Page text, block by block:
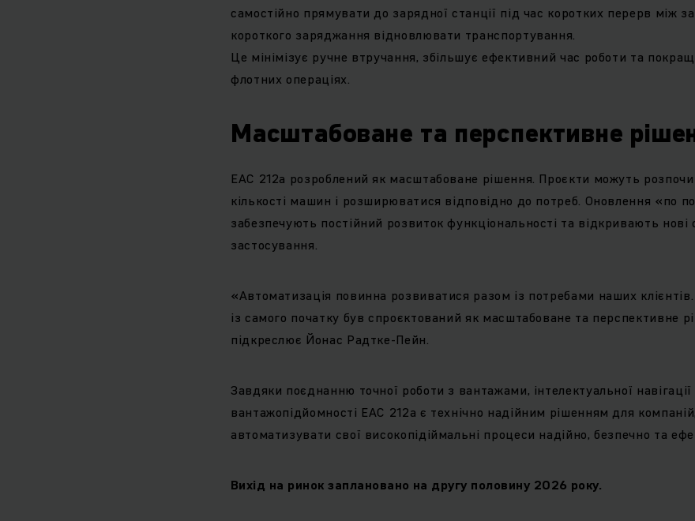
самостійно прямувати до зарядної станції під час коротких перерв між
короткого заряджання відновлювати транспортування.
Це мінімізує ручне втручання, збільшує ефективний час роботи та
флотних операціях.
Масштабоване та перспективне
EAC 212a розроблений як масштабоване рішення. Проєкти можуть
кількості машин і розширюватися відповідно до потреб. Оновлення «по
забезпечують постійний розвиток функціональності та відкривають нові
застосування.
«Автоматизація повинна розвиватися разом із потребами наших
із самого початку був спроєктований як масштабоване та перспективне
підкреслює Йонас Радтке-Пейн.
Завдяки поєднанню точної роботи з вантажами, інтелектуальної навігації
вантажопідйомності EAC 212a є технічно надійним рішенням для
автоматизувати свої високопідіймальні процеси надійно, безпечно та
Вихід на ринок заплановано на другу половину 2026 року.